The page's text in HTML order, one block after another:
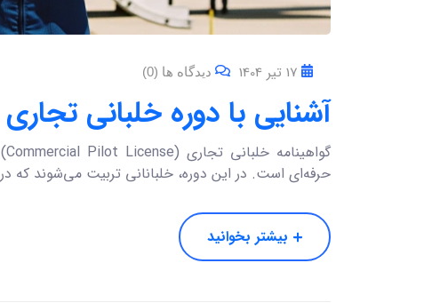
17 تیر 1404 دیدگاه ها (0)
آشنایی با دوره خلبانی تجاری CPL
حرفه‌ای است. در این دوره، خلبانانی تربیت می‌شوند که در
بیشتر بخوانید